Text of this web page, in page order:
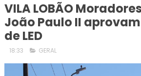
VILA LOBÃO
João Paulo II
de LED
18:33 GERAL